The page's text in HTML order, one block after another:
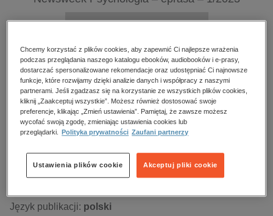
Numery archiwalne
Ocena:
Oceń produkt
Data dostępności:18.01.2023
Język publikacji: polski
Kupując otrzymujesz format: PDF Dostęp online PDF
Chcemy korzystać z plików cookies, aby zapewnić Ci najlepsze wrażenia
podczas przeglądania naszego katalogu ebooków, audiobooków i e-prasy,
dostarczać spersonalizowane rekomendacje oraz udostępniać Ci najnowsze
funkcje, które rozwijamy dzięki analizie danych i współpracy z naszymi
partnerami. Jeśli zgadzasz się na korzystanie ze wszystkich plików cookies,
kliknij „Zaakceptuj wszystkie”. Możesz również dostosować swoje
preferencje, klikając „Zmień ustawienia”. Pamiętaj, że zawsze możesz
wycofać swoją zgodę, zmieniając ustawienia cookies lub
przeglądarki.
Polityka prywatności Zaufani partnerzy
Akceptuj pliki cookie
Ustawienia plików cookie